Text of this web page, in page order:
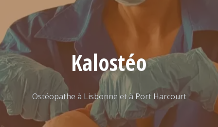
Kalostéo
Ostéopathe à Lisbonne et à Port Harcourt